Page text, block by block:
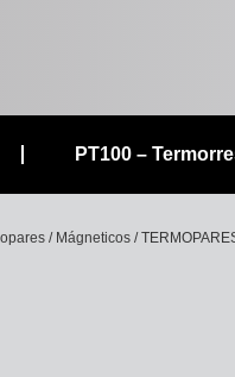
PT100 –
/ Mágneticos /